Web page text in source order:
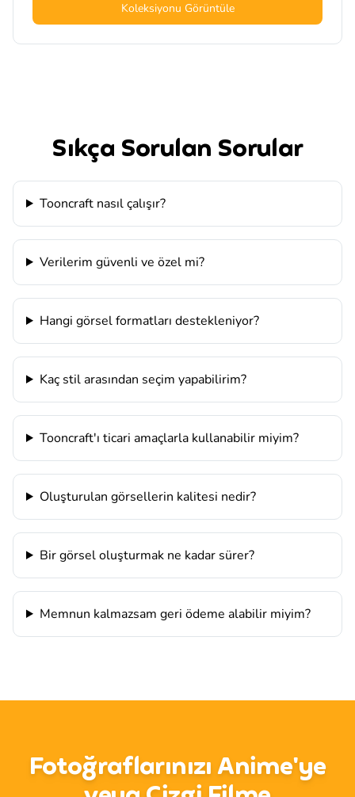
Koleksiyonu Görüntüle
Sıkça Sorulan Sorular
Tooncraft nasıl çalışır?
Verilerim güvenli ve özel mi?
Hangi görsel formatları destekleniyor?
Kaç stil arasından seçim yapabilirim?
Tooncraft'ı ticari amaçlarla kullanabilir miyim?
Oluşturulan görsellerin kalitesi nedir?
Bir görsel oluşturmak ne kadar sürer?
Memnun kalmazsam geri ödeme alabilir miyim?
Fotoğraflarınızı Anime'ye